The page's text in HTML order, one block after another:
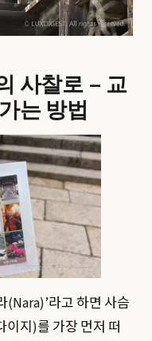
사찰로 – 교
는 방법
(Nara)’라고 하면 사슴
이지)를 가장 먼저 떠